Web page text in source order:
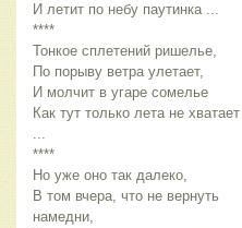
И летит по небу паутинка ...
****
Тонкое сплетений ришелье,
По порыву ветра улетает,
И молчит в угаре сомелье
Как тут только лета не хватает
...
****
Но уже оно так далеко,
В том вчера, что не вернуть
намедни,